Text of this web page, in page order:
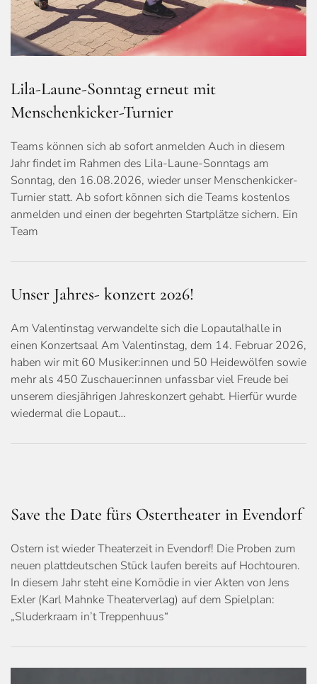
Lila-Laune-Sonntag erneut mit
Menschenkicker-Turnier
Teams können sich ab sofort anmelden Auch in diesem
Jahr findet im Rahmen des Lila-Laune-Sonntags am
Sonntag, den 16.08.2026, wieder unser Menschenkicker-
Turnier statt. Ab sofort können sich die Teams kostenlos
anmelden und einen der begehrten Startplätze sichern. Ein
Team
Unser Jahres- konzert 2026!
Am Valentinstag verwandelte sich die Lopautalhalle in
einen Konzertsaal Am Valentinstag, dem 14. Februar 2026,
haben wir mit 60 Musiker:innen und 50 Heidewölfen sowie
mehr als 450 Zuschauer:innen unfassbar viel Freude bei
unserem diesjährigen Jahreskonzert gehabt. Hierfür wurde
wiedermal die Lopaut…
Save the Date fürs Ostertheater in Evendorf
Ostern ist wieder Theaterzeit in Evendorf! Die Proben zum
neuen plattdeutschen Stück laufen bereits auf Hochtouren.
In diesem Jahr steht eine Komödie in vier Akten von Jens
Exler (Karl Mahnke Theaterverlag) auf dem Spielplan:
„Sluderkraam in’t Treppenhuus“